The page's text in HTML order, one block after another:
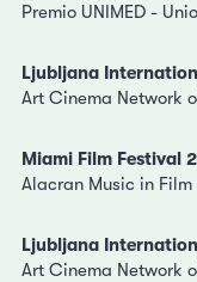
Premio UNIMED -
Ljubljana
Art Cinema Network
Miami Film Festival
Alacran Music in
Ljubljana
Art Cinema Network